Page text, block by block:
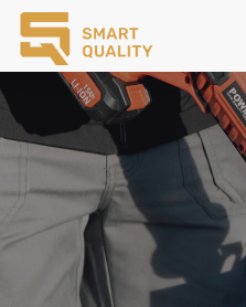
PRODUSE
NOUTĂȚI
MAI MULTE